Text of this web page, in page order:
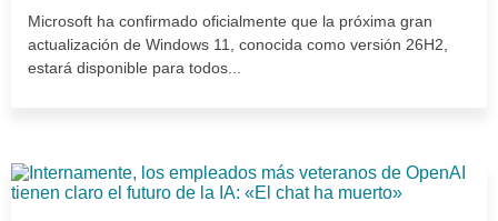
Microsoft ha confirmado oficialmente que la próxima gran
actualización de Windows 11, conocida como versión 26H2,
estará disponible para todos...